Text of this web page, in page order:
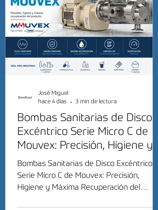
Bombas Sanitarias de Disco
Excéntrico Serie Micro C de
Mouvex: Precisión, Higiene y
Máxima Recuperación del
Producto
Bombas Sanitarias de Disco Excéntrico
Serie Micro C de Mouvex: Precisión,
Higiene y Máxima Recuperación del
José Miguel
hace 4 días
3 min de lectura